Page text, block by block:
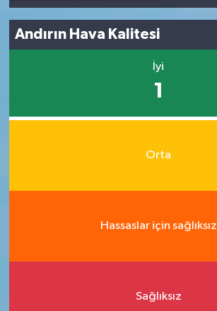
Andırın Hava Kalitesi
İyi
1
Orta
Hassaslar için sağlıksız
Sağlıksız